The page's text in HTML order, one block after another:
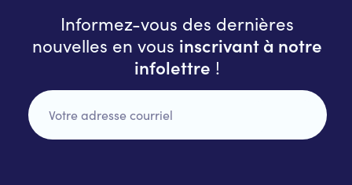
Informez-vous des dernières
nouvelles en vous inscrivant à notre
infolettre !